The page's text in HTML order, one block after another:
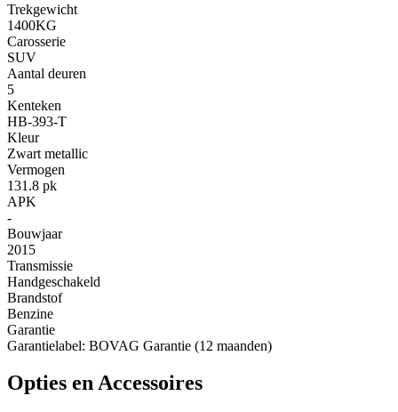
Trekgewicht
1400KG
Carosserie
SUV
Aantal deuren
5
Kenteken
HB-393-T
Kleur
Zwart metallic
Vermogen
131.8 pk
APK
-
Bouwjaar
2015
Transmissie
Handgeschakeld
Brandstof
Benzine
Garantie
Garantielabel: BOVAG Garantie (12 maanden)
Opties en Accessoires